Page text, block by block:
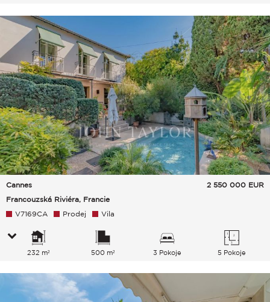
Cannes
Francouzská Riviéra, Francie
2 550 000 EUR
V7169CA Prodej Vila
232 m² 500 m² 3 Pokoje 5 Pokoje